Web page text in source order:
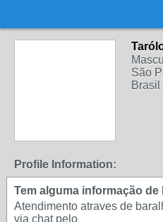
São
Brasil
Profile Information:
Tem alguma informação
Atendimento atraves de
via chat pelo